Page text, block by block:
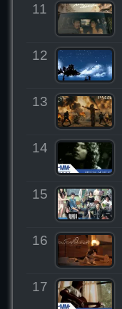
11
12
13
14
15
16
17